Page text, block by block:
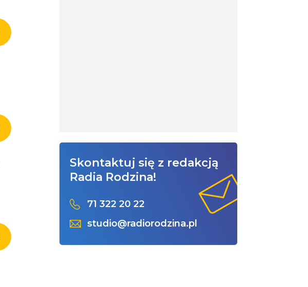
Skontaktuj się z redakcją
Radia Rodzina!
71 322 20 22
studio@radiorodzina.pl